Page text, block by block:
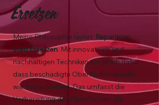
Ersetzen
Meine Philosophie lautet: Reparieren
statt Ersetzen. Mit innovativen und
nachhaltigen Techniken sorge ich dafür,
dass beschädigte Oberflächen wieder
wie neu aussehen. Das umfasst die
Vorbereitung der Oberflächen, die